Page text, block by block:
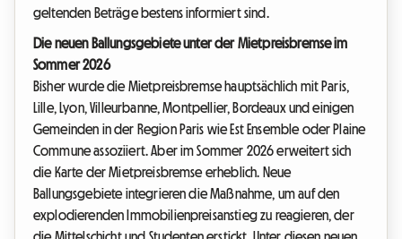
geltenden Beträge bestens informiert sind.
Die neuen Ballungsgebiete unter der Mietpreisbremse im
Sommer 2026
Bisher wurde die Mietpreisbremse hauptsächlich mit Paris,
Lille, Lyon, Villeurbanne, Montpellier, Bordeaux und einigen
Gemeinden in der Region Paris wie Est Ensemble oder Plaine
Commune assoziiert. Aber im Sommer 2026 erweitert sich
die Karte der Mietpreisbremse erheblich. Neue
Ballungsgebiete integrieren die Maßnahme, um auf den
explodierenden Immobilienpreisanstieg zu reagieren, der